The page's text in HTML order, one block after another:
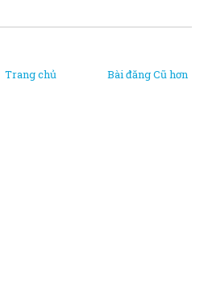
Bài đăng Cũ hơn
Trang chủ